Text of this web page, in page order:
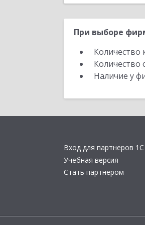
При выборе
Количество
Наличие у
Вход для партнеров 1С
Учебная версия
Стать партнером